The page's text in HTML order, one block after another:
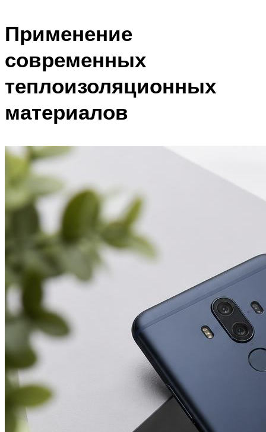
Применение
современных
теплоизоляционных
материалов